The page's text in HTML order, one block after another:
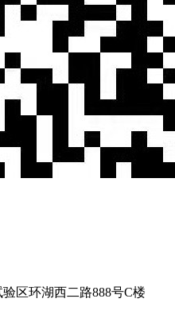
区环湖西二路888号C楼